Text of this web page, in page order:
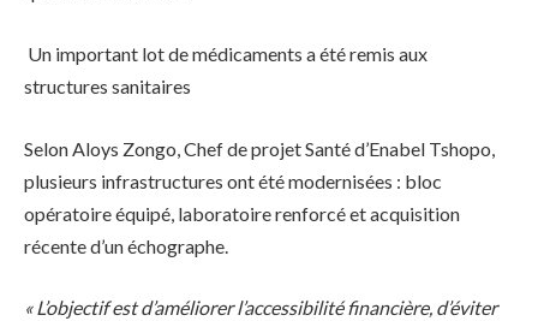
Un important lot de médicaments a été remis aux
structures sanitaires
Selon Aloys Zongo, Chef de projet Santé d’Enabel Tshopo,
plusieurs infrastructures ont été modernisées : bloc
opératoire équipé, laboratoire renforcé et acquisition
récente d’un échographe.
« L’objectif est d’améliorer l’accessibilité financière, d’éviter